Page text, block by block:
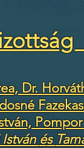
Dr.
és